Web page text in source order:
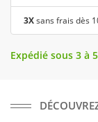
3Xsans frais dès
Expédié sous 3 à